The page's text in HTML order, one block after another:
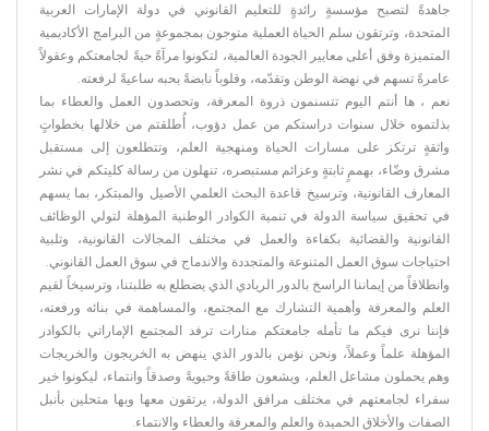
جاهدةً لتصبح مؤسسةٍ رائدةٍ للتعليم القانوني في دولة الإمارات العربية
المتحدة، وترتقون سلم الحياة العملية متوجون بمجموعةٍ من البرامج الأكاديمية
المتميزة وفق أعلى معايير الجودة العالمية، لتكونوا مرآةً حيةً لجامعتكم وعقولاً
عامرةً تسهم في نهضة الوطن وتقدّمه، وقلوباً نابضةً بحبه ساعيةً لرفعته.
نعم ، ها أنتم اليوم تتسنمون ذروة المعرفة، وتحصدون العمل والعطاء بما
بذلتموه خلال سنوات دراستكم من عمل دؤوب، أُطلقتم من خلالها بخطواتٍ
واثقةٍ ترتكز على مسارات الحياة ومنهجية العلم، وتتطلعون إلى مستقبل
مشرق وضّاء، بهممٍ ثابتةٍ وعزائم مستبصره، تنهلون من رسالة كليتكم في نشر
المعارف القانونية، وترسيخ قاعدة البحث العلمي الأصيل والمبتكر، بما يسهم
في تحقيق سياسة الدولة في تنمية الكوادر الوطنية المؤهلة لتولي الوظائف
القانونية والقضائية بكفاءة والعمل في مختلف المجالات القانونية، وتلبية
احتياجات سوق العمل المتنوعة والمتجددة والاندماج في سوق العمل القانوني.
وانطلاقاً من إيماننا الراسخ بالدور الريادي الذي يضطلع به طلبتنا، وترسيخاً لقيم
العلم والمعرفة وأهمية التشارك مع المجتمع، والمساهمة في بنائه ورفعته،
فإننا نرى فيكم ما تأمله جامعتكم منارات ترفد المجتمع الإماراتي بالكوادر
المؤهلة علماً وعملاً، ونحن نؤمن بالدور الذي ينهض به الخريجون والخريجات
وهم يحملون مشاعل العلم، ويشعون طاقةً وحيويةً وصدقاً وانتماء، ليكونوا خير
سفراء لجامعتهم في مختلف مرافق الدولة، يرتقون معها وبها متحلين بأنبل
الصفات والأخلاق الحميدة والعلم والمعرفة والعطاء والانتماء.